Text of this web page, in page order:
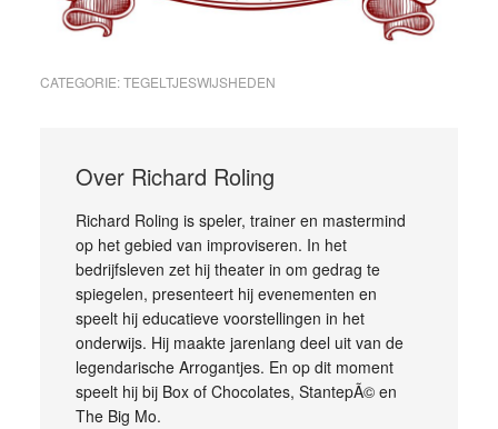
CATEGORIE:TEGELTJESWIJSHEDEN
Over Richard Roling
Richard Roling is speler, trainer en mastermind
op het gebied van improviseren. In het
bedrijfsleven zet hij theater in om gedrag te
spiegelen, presenteert hij evenementen en
speelt hij educatieve voorstellingen in het
onderwijs. Hij maakte jarenlang deel uit van de
legendarische Arrogantjes. En op dit moment
speelt hij bij Box of Chocolates, StantepÃ© en
The Big Mo.